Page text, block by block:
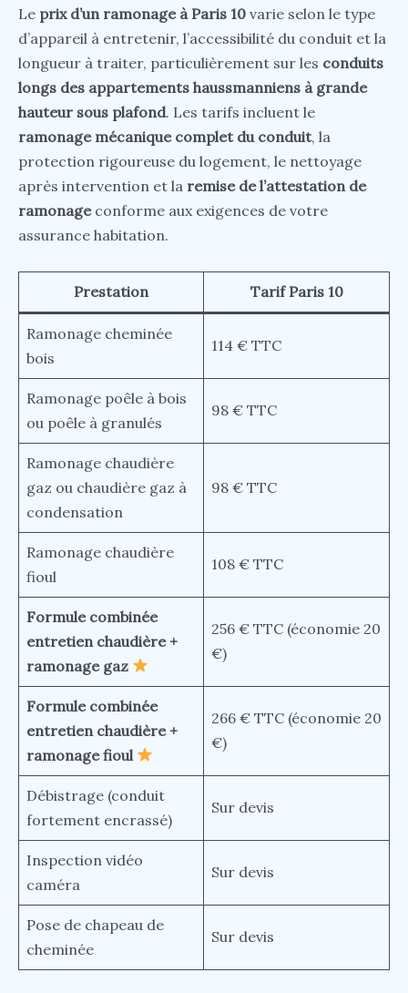
Le prix d’un ramonage à Paris 10 varie selon le type
d’appareil à entretenir, l’accessibilité du conduit et la
longueur à traiter, particulièrement sur les conduits
longs des appartements haussmanniens à grande
hauteur sous plafond. Les tarifs incluent le
ramonage mécanique complet du conduit, la
protection rigoureuse du logement, le nettoyage
après intervention et la remise de l’attestation de
ramonageconforme aux exigences de votre
assurance habitation.
Prestation Tarif Paris 10
Ramonage cheminée
bois
114 € TTC
Ramonage poêle à bois
ou poêle à granulés
98 € TTC
Ramonage chaudière
gaz ou chaudière gaz à
condensation
98 € TTC
Ramonage chaudière
fioul
108 € TTC
Formule combinée
entretien chaudière +
ramonage gaz
256 € TTC (économie 20
€)
Formule combinée
entretien chaudière +
ramonage fioul
266 € TTC (économie 20
€)
Débistrage (conduit
fortement encrassé)
Sur devis
Inspection vidéo
caméra
Sur devis
Pose de chapeau de
cheminée
Sur devis